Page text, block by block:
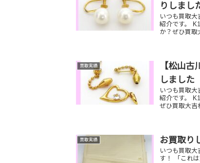
りしまし
いつも買取
紹介です。
か？ぜひ買取
買取実績
【松山
しました
いつも買取
紹介です。
ぜひ買取大吉
買取実績 お買取り
いつも買取
す！ 「これ